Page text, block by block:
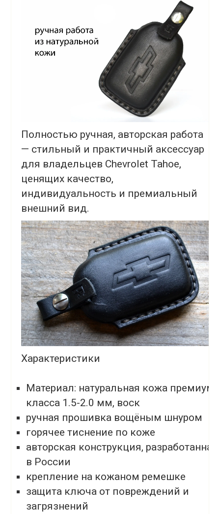
Полностью ручная, авторская работа
— стильный и практичный аксессуар
для владельцев Chevrolet Tahoe,
ценящих качество,
индивидуальность и премиальный
внешний вид.
Характеристики
Материал: натуральная кожа премиум-
класса 1.5-2.0 мм, воск
ручная прошивка вощёным шнуром
горячее тиснение по коже
авторская конструкция, разработанная
в России
крепление на кожаном ремешке
защита ключа от повреждений и
загрязнений